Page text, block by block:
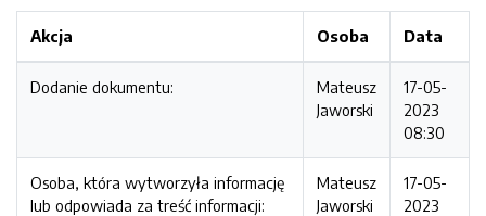
Akcja Osoba Data
Dodanie dokumentu:
Mateusz
Jaworski
17-05-
2023
08:30
Osoba, która wytworzyła informację
lub odpowiada za treść informacji:
Mateusz
Jaworski
17-05-
2023